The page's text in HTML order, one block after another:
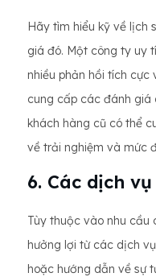
Hãy tìm hiểu kỹ về lịch
giá đó. Một công ty uy
nhiều phản hồi tích cực
cung cấp các đánh giá
khách hàng cũ có thể
về trải nghiệm và mức
6. Các dịch
Tùy thuộc vào nhu cầu
hưởng lợi từ các dịch
hoặc hướng dẫn về sự